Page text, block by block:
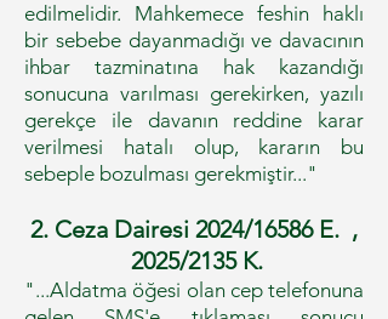
edilmelidir. Mahkemece feshin haklı
bir sebebe dayanmadığı ve davacının
ihbar tazminatına hak kazandığı
sonucuna varılması gerekirken, yazılı
gerekçe ile davanın reddine karar
verilmesi hatalı olup, kararın bu
sebeple bozulması gerekmiştir..."
2. Ceza Dairesi 2024/16586 E. ,
2025/2135 K.
"...Aldatma öğesi olan cep telefonuna